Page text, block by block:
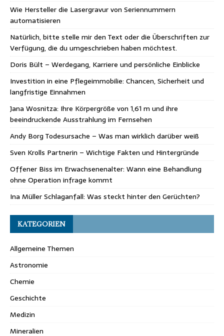
Wie Hersteller die Lasergravur von Seriennummern
automatisieren
Natürlich, bitte stelle mir den Text oder die Überschriften zur
Verfügung, die du umgeschrieben haben möchtest.
Doris Bült – Werdegang, Karriere und persönliche Einblicke
Investition in eine Pflegeimmobilie: Chancen, Sicherheit und
langfristige Einnahmen
Jana Wosnitza: Ihre Körpergröße von 1,61 m und ihre
beeindruckende Ausstrahlung im Fernsehen
Andy Borg Todesursache – Was man wirklich darüber weiß
Sven Krolls Partnerin – Wichtige Fakten und Hintergründe
Offener Biss im Erwachsenenalter: Wann eine Behandlung
ohne Operation infrage kommt
Ina Müller Schlaganfall: Was steckt hinter den Gerüchten?
KATEGORIEN
Allgemeine Themen
Astronomie
Chemie
Geschichte
Medizin
Mineralien